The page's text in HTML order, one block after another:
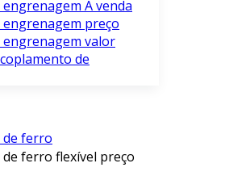
À venda
preço
valor
de
de ferro
ferro flexível preço